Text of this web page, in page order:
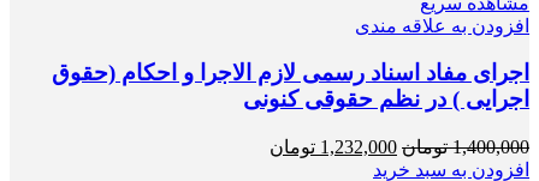
افزودن به علاقه مندی
اجرای مفاد اسناد رسمی لازم الاجرا و احکام (حقوق
اجرایی ) در نظم حقوقی کنونی
1,400,000 تومان قیمت
اصلی
1,232,000 تومان
افزودن به سبد خرید